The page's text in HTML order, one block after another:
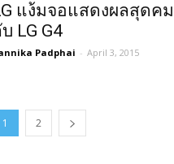
แง้มจอแสดงผลสุดค
LG G4
Padphai - April 3, 2015
1 2